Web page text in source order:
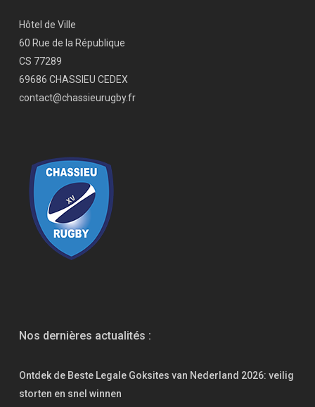
Hôtel de Ville
60 Rue de la République
CS 77289
69686 CHASSIEU CEDEX
contact@chassieurugby.fr
Nos dernières actualités :
Ontdek de Beste Legale Goksites van Nederland 2026: veilig
storten en snel winnen